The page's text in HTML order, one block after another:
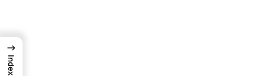
→
Index